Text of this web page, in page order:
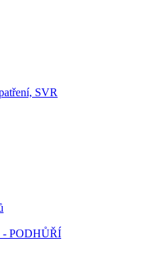
SVR
- PODHŮŘÍ